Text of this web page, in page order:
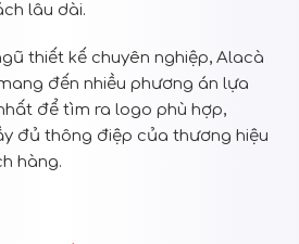
lâu dài.
thiết kế chuyên nghiệp, Alacà
đến nhiều phương án lựa
để tìm ra logo phù hợp,
đủ thông điệp của thương hiệu
hàng.